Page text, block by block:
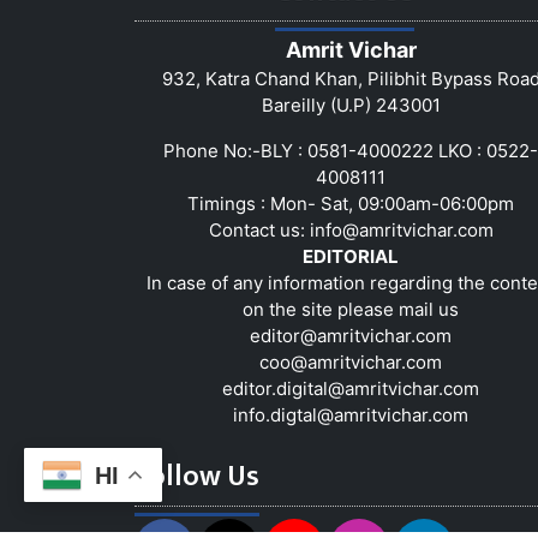
HI
Amrit Vichar
932, Katra Chand Khan, Pilibhit Bypass Road
Bareilly (U.P) 243001
Phone No:-BLY : 0581-4000222 LKO : 0522-
4008111
Timings : Mon- Sat, 09:00am-06:00pm
Contact us: info@amritvichar.com
EDITORIAL
In case of any information regarding the
on the site please mail us
editor@amritvichar.com
coo@amritvichar.com
editor.digital@amritvichar.com
info.digtal@amritvichar.com
Follow Us